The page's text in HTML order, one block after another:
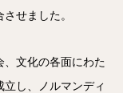
せました。
、文化の各面にわた
し、ノルマンディ